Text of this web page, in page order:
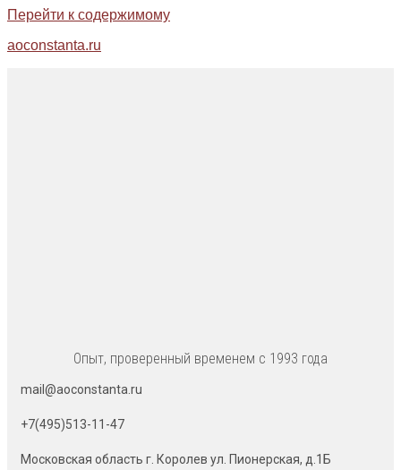
Перейти к содержимому
aoconstanta.ru
Опыт, проверенный временем с 1993 года
mail@aoconstanta.ru
+7(495)513-11-47
Московская область г. Королев ул. Пионерская, д.1Б